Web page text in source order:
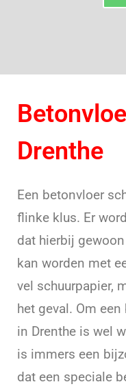
Drenthe
Een betonvloer
flinke klus. Er
dat hierbij
kan worden met
vel schuurpapier,
het geval. Om
in Drenthe is wel
is immers een
dat een speciale